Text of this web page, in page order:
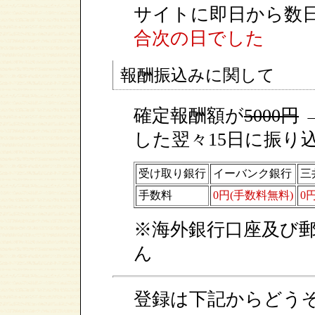
サイトに即日から数
合次の日でした
報酬振込みに関して
確定報酬額が5000円
した翌々15日に振り
受け取り銀行 イーバンク銀行
三
手数料
0円(手数料無料) 0
※海外銀行口座及び
ん
登録は下記からどう